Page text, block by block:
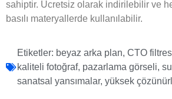
sahiptir. Ücretsiz olarak indirilebilir ve
basılı materyallerde kullanılabilir.
Etiketler: beyaz arka plan, CTO
kaliteli fotoğraf, pazarlama görseli,
sanatsal yansımalar, yüksek